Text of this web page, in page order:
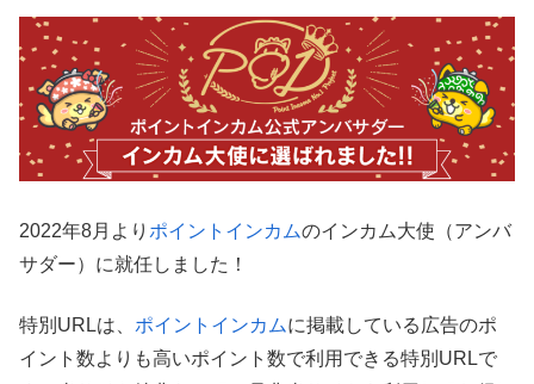
2022年8月より ポイントインカムのインカム大使（アンバ
サダー）に就任しました！
特別URLは、 ポイントインカムに掲載している広告のポ
イント数よりも高いポイント数で利用できる特別URLで